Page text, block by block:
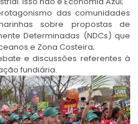
das comunidades
sobre propostas de
Determinadas (NDCs) que
e Zona Costeira;
e discussões referentes à
fundiária.